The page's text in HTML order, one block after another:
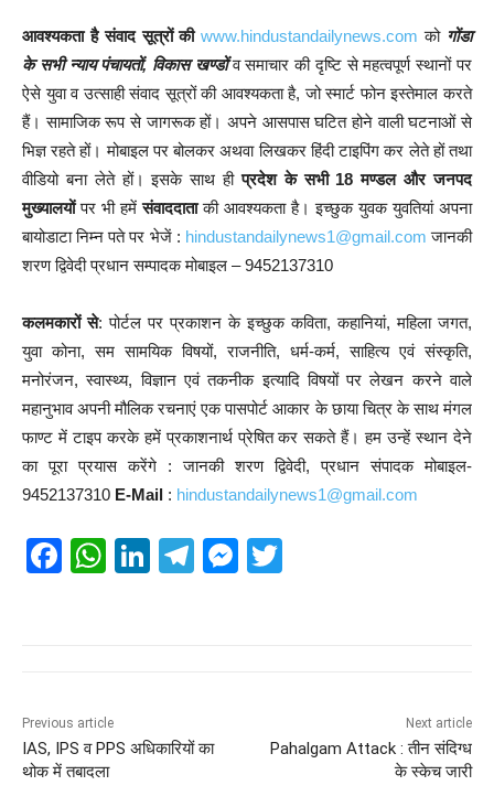
आवश्यकता है संवाद सूत्रों की www.hindustandailynews.com को गोंडा
के सभी न्याय पंचायतों, विकास खण्डों व समाचार की दृष्टि से महत्वपूर्ण स्थानों पर
ऐसे युवा व उत्साही संवाद सूत्रों की आवश्यकता है, जो स्मार्ट फोन इस्तेमाल करते
हैं। सामाजिक रूप से जागरूक हों। अपने आसपास घटित होने वाली घटनाओं से
भिज्ञ रहते हों। मोबाइल पर बोलकर अथवा लिखकर हिंदी टाइपिंग कर लेते हों तथा
वीडियो बना लेते हों। इसके साथ हीप्रदेश के सभी 18 मण्डल और जनपद
मुख्यालयोंपर भी हमेंसंवाददाताकी आवश्यकता है। इच्छुक युवक युवतियां अपना
बायोडाटा निम्न पते पर भेजें : hindustandailynews1@gmail.com जानकी
शरण द्विवेदी प्रधान सम्पादक मोबाइल – 9452137310
कलमकारों से: पोर्टल पर प्रकाशन के इच्छुक कविता, कहानियां, महिला जगत,
युवा कोना, सम सामयिक विषयों, राजनीति, धर्म-कर्म, साहित्य एवं संस्कृति,
मनोरंजन, स्वास्थ्य, विज्ञान एवं तकनीक इत्यादि विषयों पर लेखन करने वाले
महानुभाव अपनी मौलिक रचनाएं एक पासपोर्ट आकार के छाया चित्र के साथ मंगल
फाण्ट में टाइप करके हमें प्रकाशनार्थ प्रेषित कर सकते हैं। हम उन्हें स्थान देने
का पूरा प्रयास करेंगे : जानकी शरण द्विवेदी, प्रधान संपादक मोबाइल-
9452137310 E-Mail : hindustandailynews1@gmail.com
F
o
o
W
p
p
Li
n
T
m
M
Previous article
IAS, IPS व PPS अधिकारियों का
थोक में तबादला
Next article
Pahalgam Attack : तीन संदिग्ध
के स्केच जारी